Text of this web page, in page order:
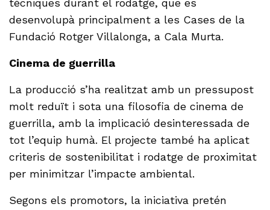
tècniques durant el rodatge, que es
desenvolupà principalment a les Cases de la
Fundació Rotger Villalonga, a Cala Murta.
Cinema de guerrilla
La producció s’ha realitzat amb un pressupost
molt reduït i sota una filosofia de cinema de
guerrilla, amb la implicació desinteressada de
tot l’equip humà. El projecte també ha aplicat
criteris de sostenibilitat i rodatge de proximitat
per minimitzar l’impacte ambiental.
Segons els promotors, la iniciativa pretén